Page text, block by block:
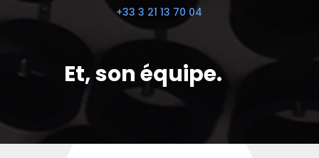
+33 3 21 13 70 04
Et, son équipe.